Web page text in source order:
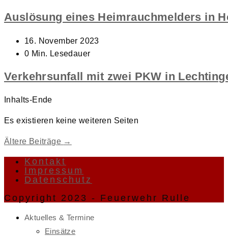
Auslösung eines Heimrauchmelders in
Beitrag
veröffentlicht:
16. November 2023
Lesedauer:
0 Min. Lesedauer
Verkehrsunfall mit zwei PKW in
Inhalts-Ende
Es existieren keine weiteren Seiten
Ältere Beiträge →
Kontakt
Impressum
Datenschutz
Copyright 2023 - Feuerwehr Rulle
Aktuelles & Termine
Einsätze